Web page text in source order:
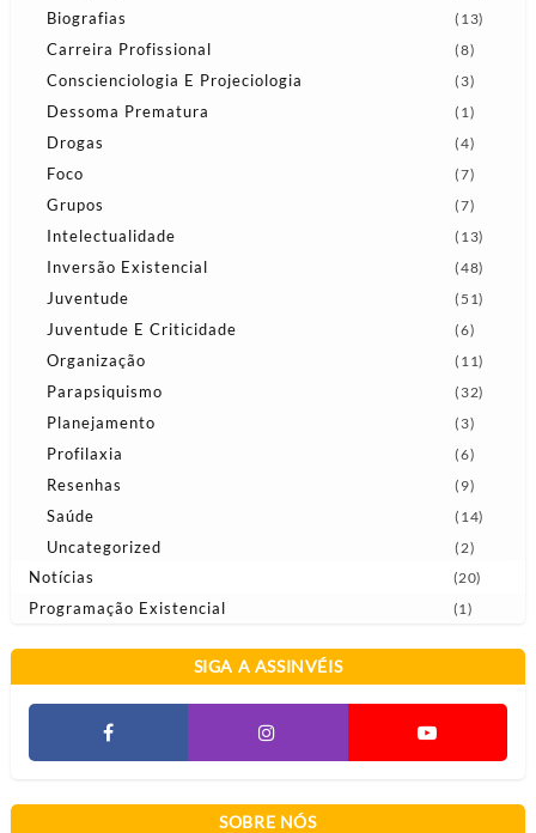
Biografias (13)
Carreira Profissional (8)
Conscienciologia E Projeciologia (3)
Dessoma Prematura (1)
Drogas (4)
Foco (7)
Grupos (7)
Intelectualidade (13)
Inversão Existencial (48)
Juventude (51)
Juventude E Criticidade (6)
Organização (11)
Parapsiquismo (32)
Planejamento (3)
Profilaxia (6)
Resenhas (9)
Saúde (14)
Uncategorized (2)
Notícias (20)
Programação Existencial (1)
SIGA A ASSINVÉIS
SOBRE NÓS